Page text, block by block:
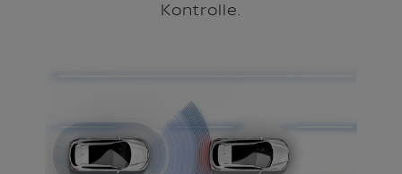
Kontrolle.